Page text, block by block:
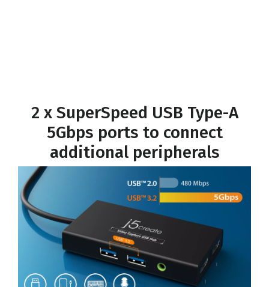
2 x SuperSpeed USB Type-A
5Gbps ports to connect
additional peripherals